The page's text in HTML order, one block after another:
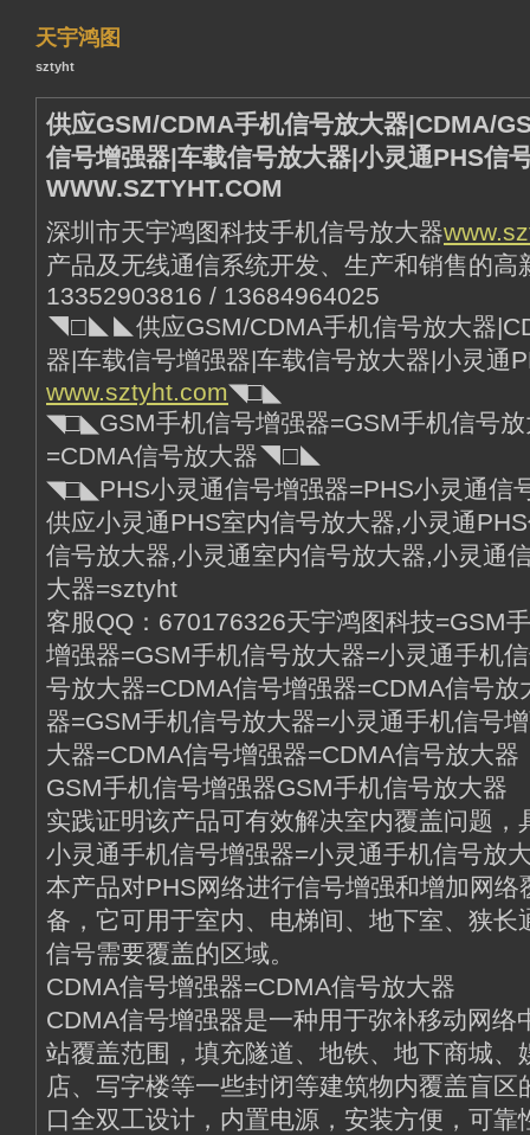
天宇鸿图
sztyht
供应GSM/CDMA手机信号放大器|CDMA/
信号增强器|车载信号放大器|小灵通PHS信
WWW.SZTYHT.COM
深圳市天宇鸿图科技手机信号放大器
产品及无线通信系统开发、生产和销售的高
13352903816 / 13684964025
◥□◣◣供应GSM/CDMA手机信号放大器
器|车载信号增强器|车载信号放大器|小灵通
www.sztyht.com◥□◣
◥□◣GSM手机信号增强器=GSM手机信号
=CDMA信号放大器◥□◣
◥□◣PHS小灵通信号增强器=PHS小灵通
供应小灵通PHS室内信号放大器,小灵通
信号放大器,小灵通室内信号放大器,小灵通
大器=sztyht
客服QQ：670176326天宇鸿图科技=GSM
增强器=GSM手机信号放大器=小灵通手机
号放大器=CDMA信号增强器=CDMA信号
器=GSM手机信号放大器=小灵通手机信号
大器=CDMA信号增强器=CDMA信号放大器
GSM手机信号增强器GSM手机信号放大器
实践证明该产品可有效解决室内覆盖问题，
小灵通手机信号增强器=小灵通手机信号放
本产品对PHS网络进行信号增强和增加网络
备，它可用于室内、电梯间、地下室、狭长
信号需要覆盖的区域。
CDMA信号增强器=CDMA信号放大器
CDMA信号增强器是一种用于弥补移动网络
站覆盖范围，填充隧道、地铁、地下商城、
店、写字楼等一些封闭等建筑物内覆盖盲
口全双工设计，内置电源，安装方便，可靠